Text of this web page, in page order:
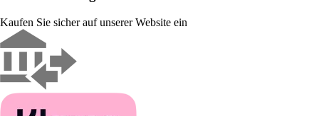
Kaufen Sie sicher auf unserer Website ein